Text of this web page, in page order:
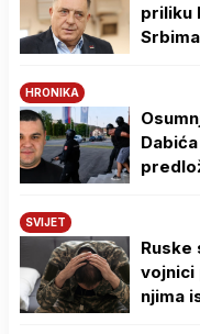
priliku
Srbima
HRONIKA
SVIJET
Ruske
vojnici
njima